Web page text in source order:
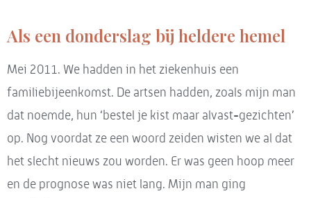
Als een donderslag bij heldere hemel
Mei 2011. We hadden in het ziekenhuis een
familiebijeenkomst. De artsen hadden, zoals mijn man
dat noemde, hun ‘bestel je kist maar alvast-gezichten’
op. Nog voordat ze een woord zeiden wisten we al dat
het slecht nieuws zou worden. Er was geen hoop meer
en de prognose was niet lang. Mijn man ging